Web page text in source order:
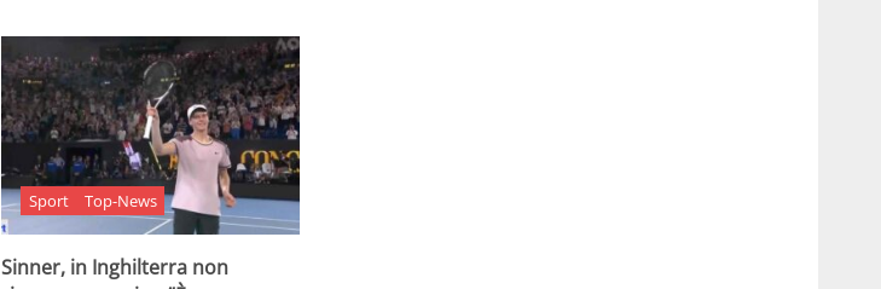
Sport Top-News
Sinner, in Inghilterra non